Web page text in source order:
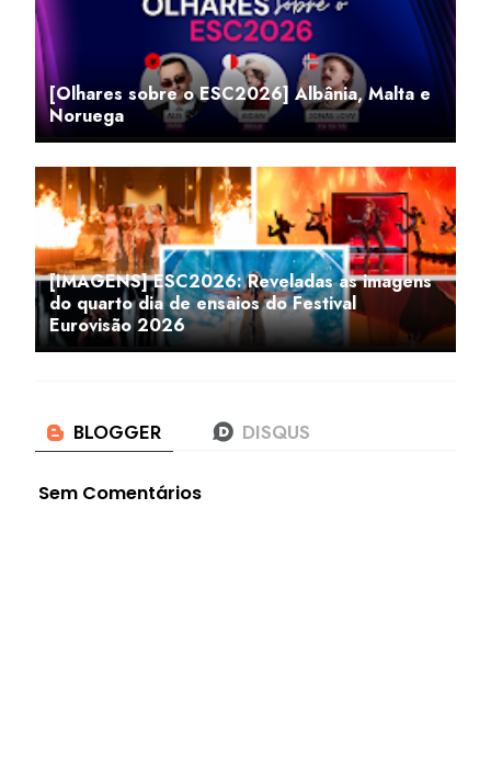
[Olhares sobre o ESC2026] Albânia, Malta e
Noruega
[IMAGENS] ESC2026: Reveladas as imagens
do quarto dia de ensaios do Festival
Eurovisão 2026
Sem Comentários